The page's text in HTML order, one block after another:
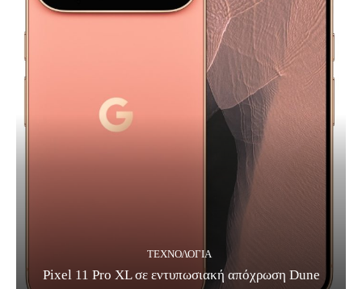
ΤΕΧΝΟΛΟΓΊΑ
Pixel 11 Pro XL σε εντυπωσιακή απόχρωση Dune